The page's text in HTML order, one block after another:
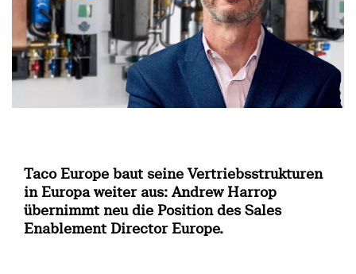
Taco Europe baut seine Vertriebsstrukturen
in Europa weiter aus: Andrew Harrop
übernimmt neu die Position des Sales
Enablement Director Europe.